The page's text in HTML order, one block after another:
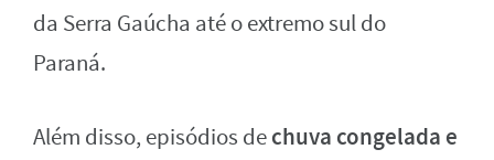
da Serra Gaúcha até o extremo sul do
Paraná.
Além disso, episódios dechuva congelada e